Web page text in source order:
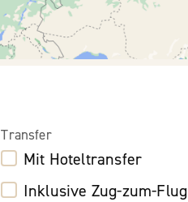
Transfer
Mit Hoteltransfer
Inklusive Zug-zum-Flug